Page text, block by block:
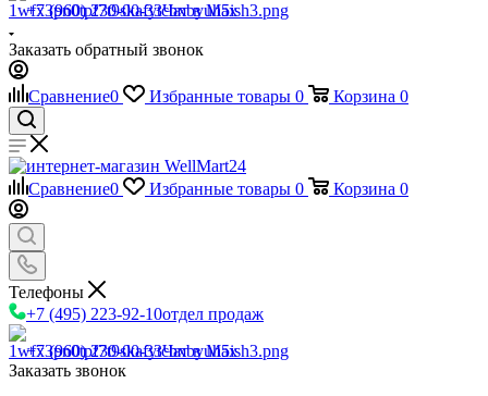
+7 (960) 230-00-33Чат в Max
Заказать обратный звонок
Сравнение0 Избранные товары 0 Корзина 0
Сравнение0 Избранные товары 0 Корзина 0
Телефоны
+7 (495) 223-92-10отдел продаж
+7 (960) 230-00-33Чат в Max
Заказать звонок